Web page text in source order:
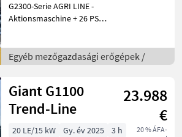
G2300-Serie AGRI LINE -
Aktionsmaschine + 26 PS
31x15.50-15 AS + EURO
Werkzeugaufnahme mit
Egyéb mezőgazdasági erőgépek /
Giant G1100
Trend-Line
23.988
€
20 % ÁFA-
20 LE/15 kW Gy. év 2025 3 h